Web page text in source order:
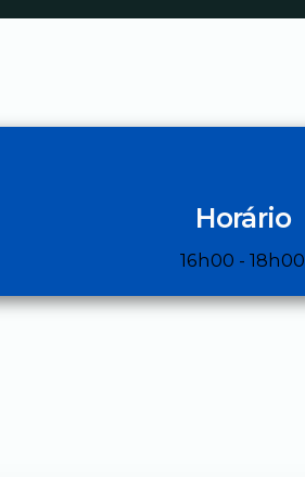
Horário
16h00 - 18h00